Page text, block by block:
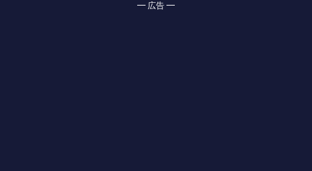
━ 広告 ━